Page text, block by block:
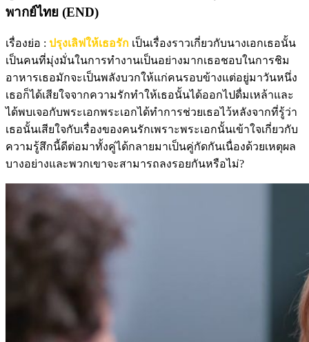
พากย์ไทย (END)
เรื่องย่อ : ปรุงเลิฟให้เธอรัก เป็นเรื่องราวเกี่ยวกับนางเอกเธอนั้น
เป็นคนที่มุ่งมั่นในการทำงานเป็นอย่างมากเธอชอบในการชิม
อาหารเธอมักจะเป็นพลังบวกให้แก่คนรอบข้างแต่อยู่มาวันหนึ่ง
เธอก็ได้เสียใจจากความรักทำให้เธอนั้นได้ออกไปดื่มเหล้าและ
ได้พบเจอกับพระเอกพระเอกได้ทำการช่วยเธอไว้หลังจากที่รู้ว่า
เธอนั้นเสียใจกับเรื่องของคนรักเพราะพระเอกนั้นเข้าใจเกี่ยวกับ
ความรู้สึกนี้ดีต่อมาทั้งคู่ได้กลายมาเป็นคู่กัดกันเนื่องด้วยเหตุผล
บางอย่างและพวกเขาจะสามารถลงรอยกันหรือไม่?